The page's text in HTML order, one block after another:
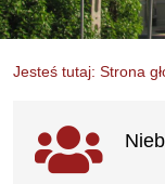
Jesteś tutaj: Strona
Ważne linki